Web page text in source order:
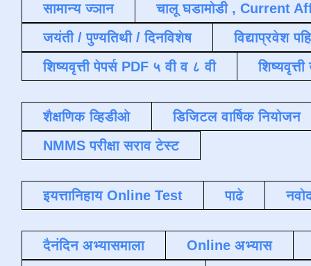
सामान्य ज्ञान
चालू घडामोडी , Current
जयंती / पुण्यतिथी / दिनविशेष
विद्याप्रवेश
शिष्यवृत्ती पेपर्स PDF ५ वी व ८ वी
शैक्षणिक व्हिडीओ
डिजिटल वार्षिक नियोजन
NMMS परीक्षा सराव टेस्ट
इयत्तानिहाय Online Test पाढे
दैनंदिन अभ्यासमाला
Online अभ्यास